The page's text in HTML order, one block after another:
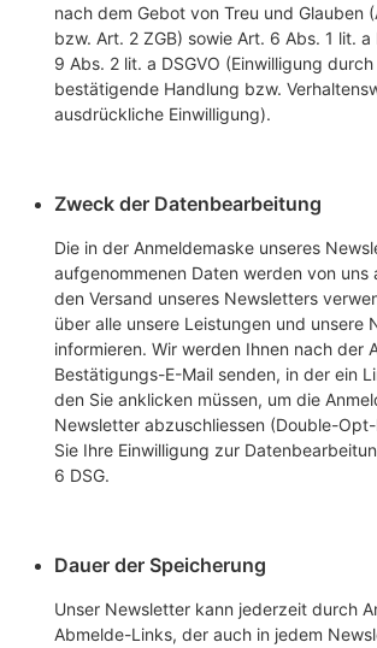
nach dem Gebot von Treu und Glauben
bzw. Art. 2 ZGB) sowie Art. 6 Abs. 1 lit. a
9 Abs. 2 lit. a DSGVO (Einwilligung
bestätigende Handlung bzw.
ausdrückliche Einwilligung).
Zweck der Datenbearbeitung
Die in der Anmeldemaske unseres
aufgenommenen Daten werden von uns
den Versand unseres Newsletters
über alle unsere Leistungen und unsere
informieren. Wir werden Ihnen nach der
Bestätigungs-E-Mail senden, in der ein
den Sie anklicken müssen, um die
Newsletter abzuschliessen (Double-
Sie Ihre Einwilligung zur
6 DSG.
Dauer der Speicherung
Unser Newsletter kann jederzeit durch
Abmelde-Links, der auch in jedem